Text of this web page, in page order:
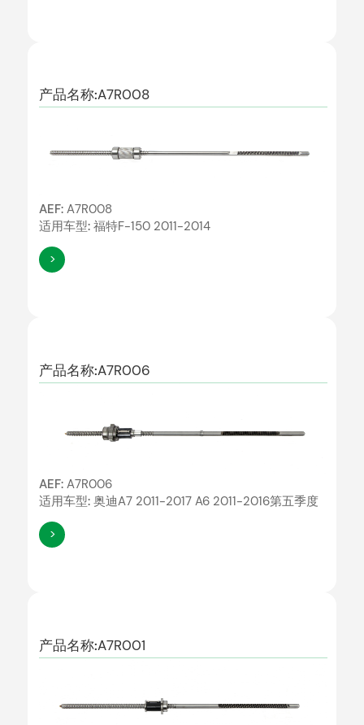
产品名称:A7R008
AEF: A7R008
适用车型: 福特F-150 2011-2014
>
产品名称:A7R006
AEF: A7R006
适用车型: 奥迪A7 2011-2017 A6 2011-2016第五季度
>
产品名称:A7R001